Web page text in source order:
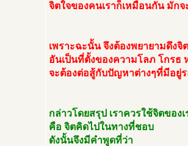
จิตใจของคนเราก็เหมือนกัน มัก
เพราะฉะนั้น จึงต้องพยายามดึง
อันเป็นที่ตั้งของความโลภ โกรธ
จะต้องต่อสู้กับปัญหาต่างๆที่มีอยู่ร
กล่าวโดยสรุป เราควรใช้จิตของ
คือ จิตคิดไปในทางที่ชอบ
ดังนั้นจึงมีคำพูดที่ว่า